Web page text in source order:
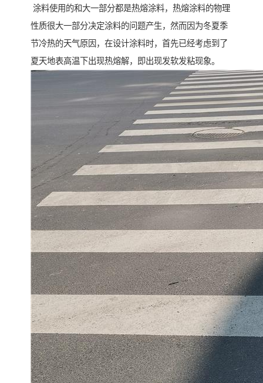
涂料使用的和大一部分都是热熔涂料，热熔涂料的物理
性质很大一部分决定涂料的问题产生，然而因为冬夏季
节冷热的天气原因，在设计涂料时，首先已经考虑到了
夏天地表高温下出现热熔解，即出现发软发粘现象。